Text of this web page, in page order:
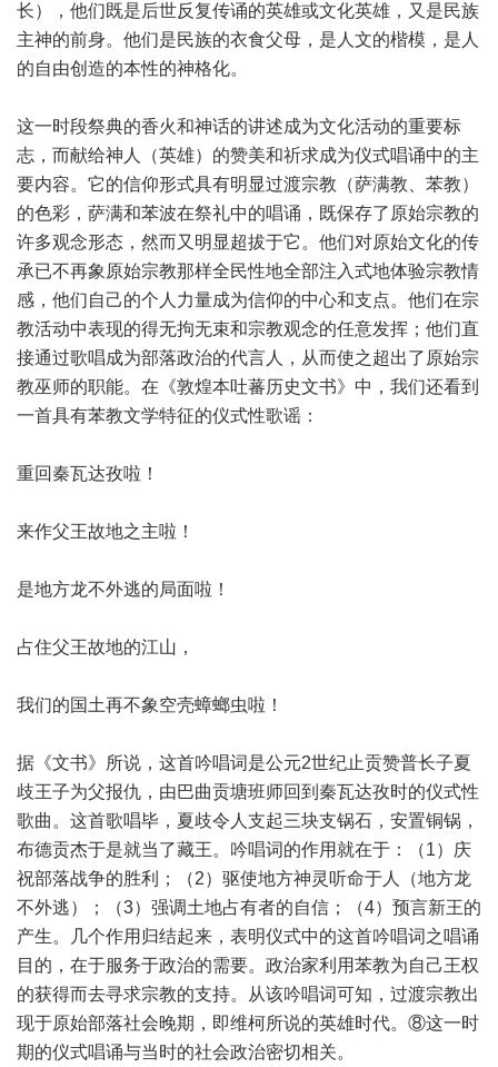
长），他们既是后世反复传诵的英雄或文化英雄，又是民族
主神的前身。他们是民族的衣食父母，是人文的楷模，是人
的自由创造的本性的神格化。
这一时段祭典的香火和神话的讲述成为文化活动的重要标
志，而献给神人（英雄）的赞美和祈求成为仪式唱诵中的主
要内容。它的信仰形式具有明显过渡宗教（萨满教、苯教）
的色彩，萨满和苯波在祭礼中的唱诵，既保存了原始宗教的
许多观念形态，然而又明显超拔于它。他们对原始文化的传
承已不再象原始宗教那样全民性地全部注入式地体验宗教情
感，他们自己的个人力量成为信仰的中心和支点。他们在宗
教活动中表现的得无拘无束和宗教观念的任意发挥；他们直
接通过歌唱成为部落政治的代言人，从而使之超出了原始宗
教巫师的职能。在《敦煌本吐蕃历史文书》中，我们还看到
一首具有苯教文学特征的仪式性歌谣：
重回秦瓦达孜啦！
来作父王故地之主啦！
是地方龙不外逃的局面啦！
占住父王故地的江山，
我们的国土再不象空壳蟑螂虫啦！
据《文书》所说，这首吟唱词是公元2世纪止贡赞普长子夏
歧王子为父报仇，由巴曲贡塘班师回到秦瓦达孜时的仪式性
歌曲。这首歌唱毕，夏歧令人支起三块支锅石，安置铜锅，
布德贡杰于是就当了藏王。吟唱词的作用就在于：（1）庆
祝部落战争的胜利；（2）驱使地方神灵听命于人（地方龙
不外逃）；（3）强调土地占有者的自信；（4）预言新王的
产生。几个作用归结起来，表明仪式中的这首吟唱词之唱诵
目的，在于服务于政治的需要。政治家利用苯教为自己王权
的获得而去寻求宗教的支持。从该吟唱词可知，过渡宗教出
现于原始部落社会晚期，即维柯所说的英雄时代。⑧这一时
期的仪式唱诵与当时的社会政治密切相关。